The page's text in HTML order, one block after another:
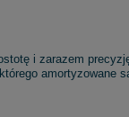
i zarazem